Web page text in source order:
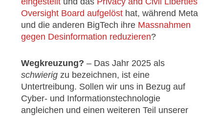
Oversight Board aufgelösthat, während Meta
und die anderen BigTech ihre Massnahmen
gegen Desinformation reduzieren?
Wegkreuzung? – Das Jahr 2025 als
schwierigzu bezeichnen, ist eine
Untertreibung. Sollen wir uns in Bezug auf
Cyber- und Informationstechnologie
angleichen und einen weiteren Teil unserer